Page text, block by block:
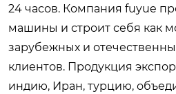
24 часов. Компания fuyue
машины и строит себя как
зарубежных и
клиентов. Продукция
индию, Иран, турцию,